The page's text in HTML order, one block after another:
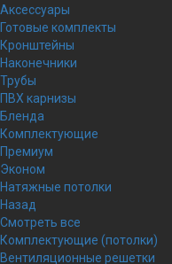
Аксессуары
Готовые комплекты
Кронштейны
Наконечники
Трубы
ПВХ карнизы
Бленда
Комплектующие
Премиум
Эконом
Натяжные потолки
Назад
Смотреть все
Комплектующие (потолки)
Вентиляционные решетки